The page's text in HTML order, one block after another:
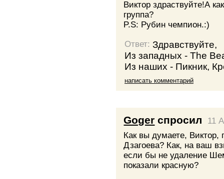
Виктор здраствуйте!А
группа?
P.S: Рубин чемпион.:)
Ответ:Здравствуйте,
Из западных - The
Из наших - Пикник,
написать комментарий
Goger спросил
11
Как вы думаете,
Дзагоева? Как, на ваш
если бы не удаление
показали красную?